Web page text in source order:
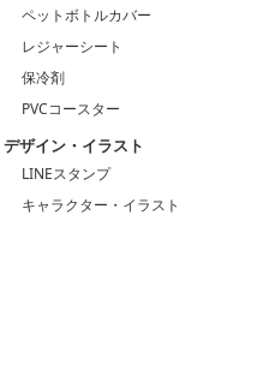
ペットボトルカバー
レジャーシート
保冷剤
PVCコースター
デザイン・イラスト
LINEスタンプ
キャラクター・イラスト